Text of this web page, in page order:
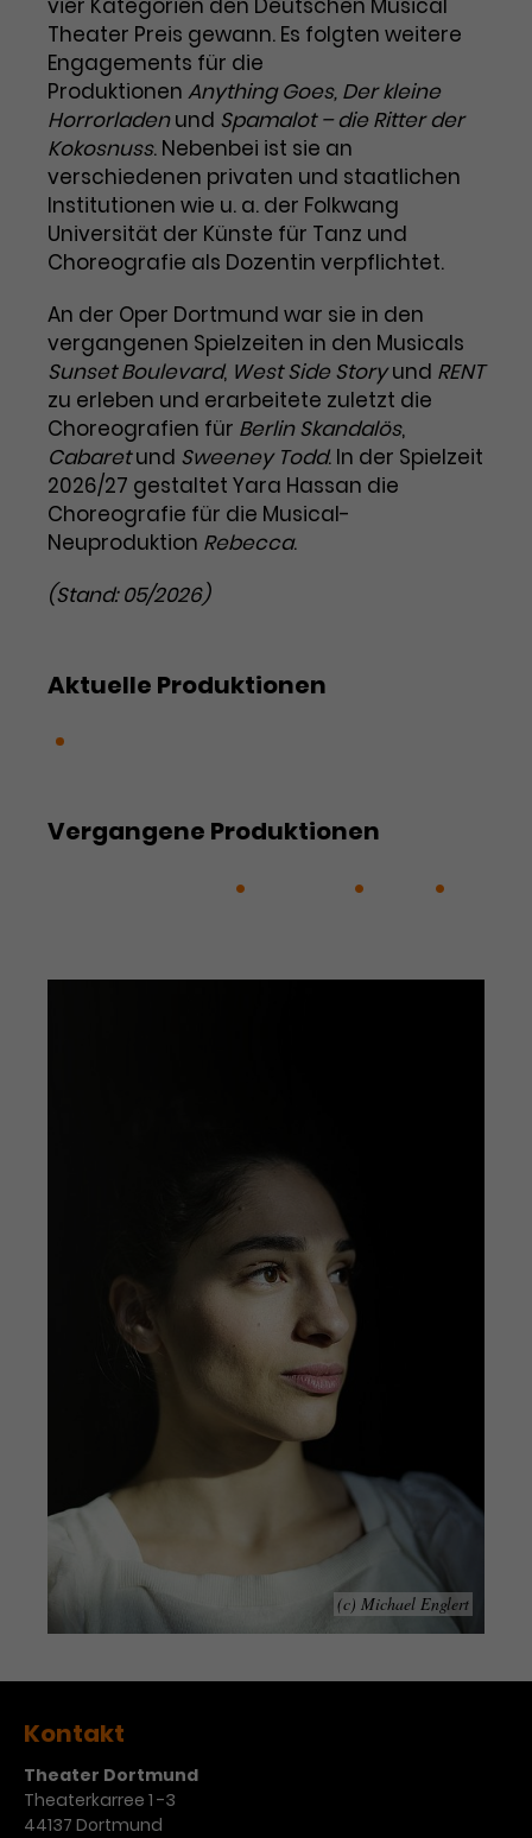
Anbieter Google Analytics
Laufzeit 1 Minute
Zweck
Das ist ein von Google Analytics
gesetztes Cookie. Bestimmte
Daten werden nur maximal einmal
pro Minute an Google Analytics
gesendet. Solange es gesetzt ist,
werden bestimmte
unterbunden.
Laufzeit 3 Monate
Zweck
Dieses Cookie wird verwendet, um
Nutzerinteraktionen mit
Werbeanzeigen zu messen und
Remarketing-Funktionen
bereitzustellen.
Name IDE
Anbieter Google / DoubleClick
Laufzeit 1 Jahr
Zweck
Dieses Cookie dient der Anzeige
personalisierter Werbung und
misst die Wirksamkeit von
Werbekampagnen über
(c) Michael Englert
vier Kategorien den Deutschen Musical
Theater Preis gewann. Es folgten weitere
Engagements für die
Produktionen Anything Goes, Der kleine
Horrorladenund Spamalot – die Ritter der
Kokosnuss. Nebenbei ist sie an
verschiedenen privaten und staatlichen
Institutionen wie u. a. der Folkwang
Universität der Künste für Tanz und
Choreografie als Dozentin verpflichtet.
An der Oper Dortmund war sie in den
vergangenen Spielzeiten in den Musicals
Sunset Boulevard, West Side Storyund RENT
zu erleben und erarbeitete zuletzt die
Choreografien für Berlin Skandalös,
Cabaretund Sweeney Todd. In der Spielzeit
2026/27 gestaltet Yara Hassan die
Choreografie für die Musical-
Neuproduktion Rebecca.
(Stand: 05/2026)
Aktuelle Produktionen
Vergangene Produktionen
Kontakt
Theater Dortmund
Theaterkarree 1 -3
44137 Dortmund